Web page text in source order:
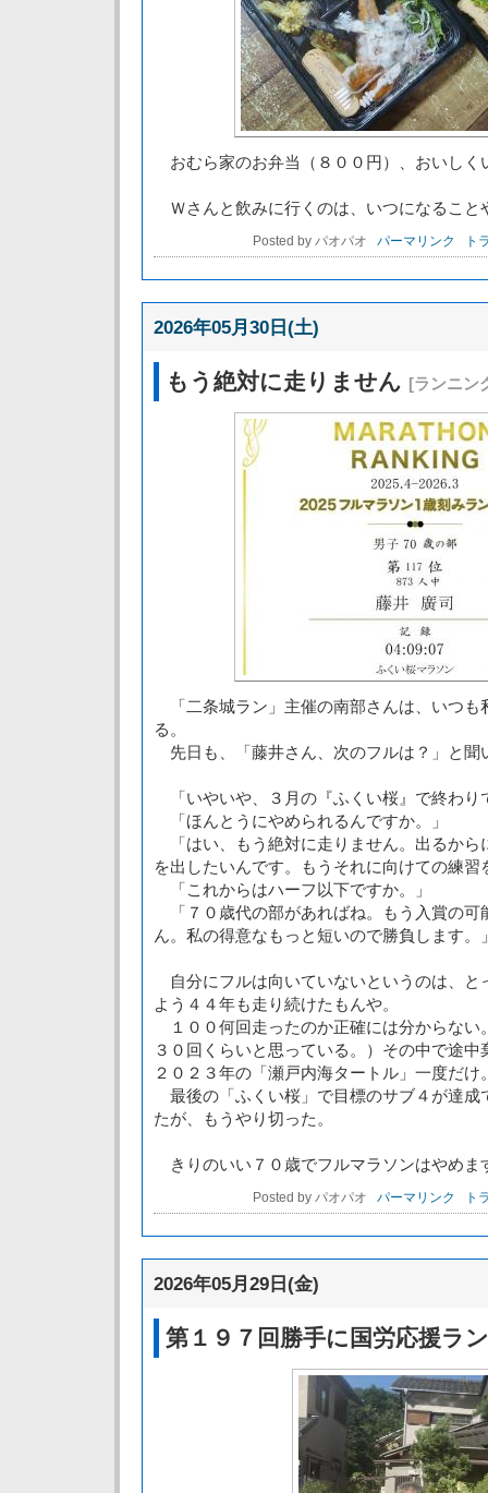
おむら家のお弁当（８００円）、おいしく
Ｗさんと飲みに行くのは、いつになること
Posted by パオパオ パーマリンク ト
2026年05月30日(土)
もう絶対に走りません [ランニン
「二条城ラン」主催の南部さんは、いつも
る。
先日も、「藤井さん、次のフルは？」と聞
「いやいや、３月の『ふくい桜』で終わり
「ほんとうにやめられるんですか。」
「はい、もう絶対に走りません。出るから
を出したいんです。もうそれに向けての練
「これからはハーフ以下ですか。」
「７０歳代の部があればね。もう入賞の可
ん。私の得意なもっと短いので勝負します。
自分にフルは向いていないというのは、と
よう４４年も走り続けたもんや。
１００何回走ったのか正確には分からない
３０回くらいと思っている。）その中で途
２０２３年の「瀬戸内海タートル」一度だけ
最後の「ふくい桜」で目標のサブ４が達成
たが、もうやり切った。
きりのいい７０歳でフルマラソンはやめま
Posted by パオパオ パーマリンク ト
2026年05月29日(金)
第１９７回勝手に国労応援ラ